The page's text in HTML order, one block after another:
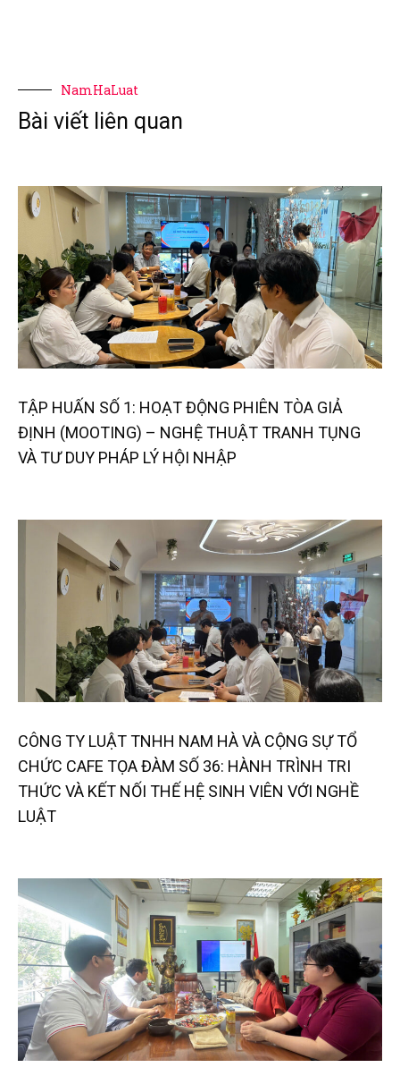
NamHaLuat
Bài viết liên quan
TẬP HUẤN SỐ 1: HOẠT ĐỘNG PHIÊN TÒA GIẢ
ĐỊNH (MOOTING) – NGHỆ THUẬT TRANH TỤNG
VÀ TƯ DUY PHÁP LÝ HỘI NHẬP
CÔNG TY LUẬT TNHH NAM HÀ VÀ CỘNG SỰ TỔ
CHỨC CAFE TỌA ĐÀM SỐ 36: HÀNH TRÌNH TRI
THỨC VÀ KẾT NỐI THẾ HỆ SINH VIÊN VỚI NGHỀ
LUẬT